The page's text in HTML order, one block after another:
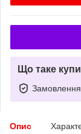
Що таке
Замовлення
Опис